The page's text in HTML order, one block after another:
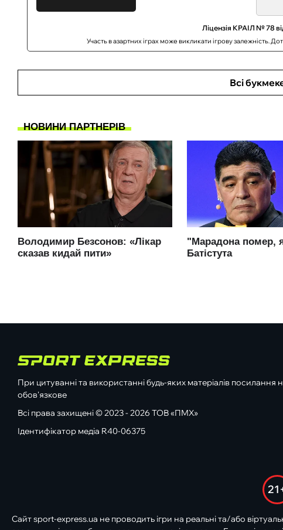
Ліцензія КРАІЛ № 78
Участь в азартних іграх може викликати ігрову залежність.
Всі
При цитуванні та використанні будь-яких матеріалів посилання
обов'язкове
Всі права захищені © 2023 - 2026 ТОВ «ПМХ»
Ідентифікатор медіа R40-06375
Сайт sport-express.ua не проводить ігри на реальні та/або